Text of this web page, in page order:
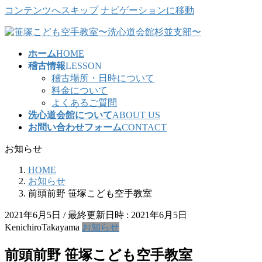
コンテンツへスキップ ナビゲーションに移動
ホームHOME
稽古情報LESSON
稽古場所・日時について
料金について
よくあるご質問
洗心道会館についてABOUT US
お問い合わせフォームCONTACT
お知らせ
HOME
お知らせ
前頭前野 笹塚こども空手教室
2021年6月5日 / 最終更新日時 : 2021年6月5日
KenichiroTakayama お知らせ
前頭前野 笹塚こども空手教室